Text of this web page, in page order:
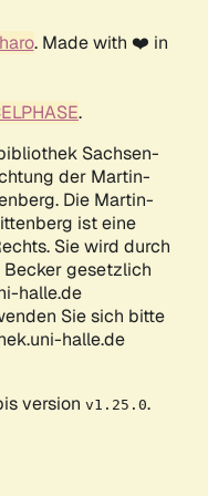
. Made with ❤️ in
.
Sachsen-
der Martin-
Die Martin-
ist eine
Sie wird durch
Becker gesetzlich
halle.de
Sie sich bitte
halle.de
version v1.25.0.